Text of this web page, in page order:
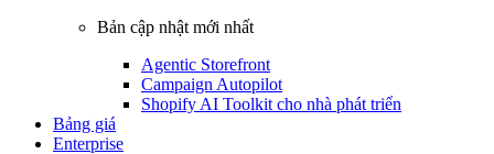
Bản cập nhật mới nhất
Agentic Storefront
Campaign Autopilot
Shopify AI Toolkit cho nhà phát triển
Bảng giá
Enterprise